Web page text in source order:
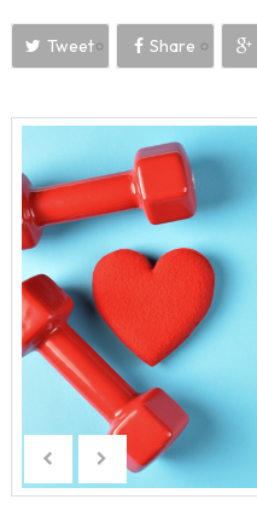
Tweet Share